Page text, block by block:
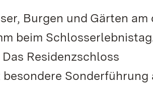
Burgen und Gärten
beim
Residenzschloss
Sonderführung